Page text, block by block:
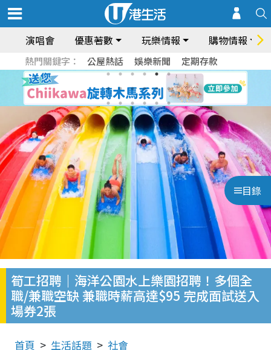
演唱會 優惠著數 玩樂情報 購物情報
熱門關鍵字： 公屋熱話 娛樂新聞 定期存款
目錄
筍工招聘｜海洋公園水上樂園招聘！多個全
職/兼職空缺 兼職時薪高達$95 完成面試送入
場券2張
首頁 生活話題 社會